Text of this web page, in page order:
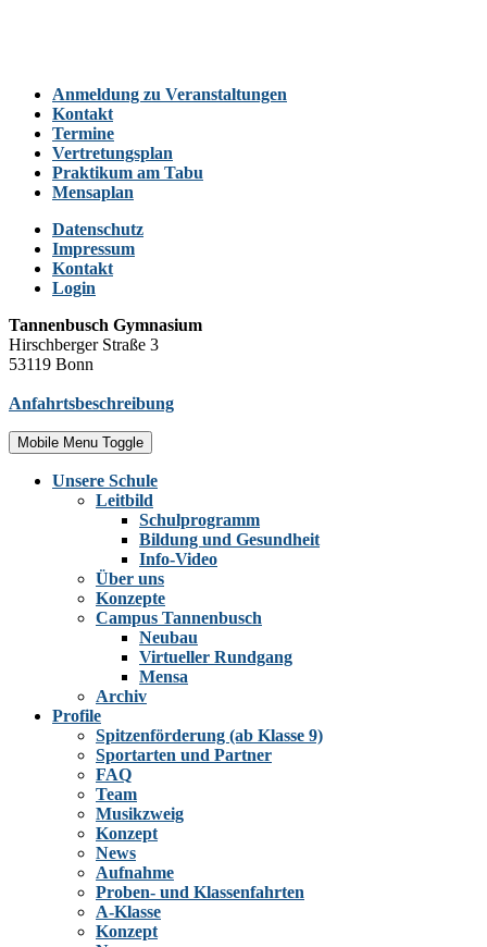
Anmeldung zu Veranstaltungen
Kontakt
Termine
Vertretungsplan
Praktikum am Tabu
Mensaplan
Datenschutz
Impressum
Kontakt
Login
Tannenbusch Gymnasium
Hirschberger Straße 3
53119 Bonn
Anfahrtsbeschreibung
Mobile Menu Toggle
Unsere Schule
Leitbild
Schulprogramm
Bildung und Gesundheit
Info-Video
Über uns
Konzepte
Campus Tannenbusch
Neubau
Virtueller Rundgang
Mensa
Archiv
Profile
Spitzenförderung (ab Klasse 9)
Sportarten und Partner
FAQ
Team
Musikzweig
Konzept
News
Aufnahme
Proben- und Klassenfahrten
A-Klasse
Konzept